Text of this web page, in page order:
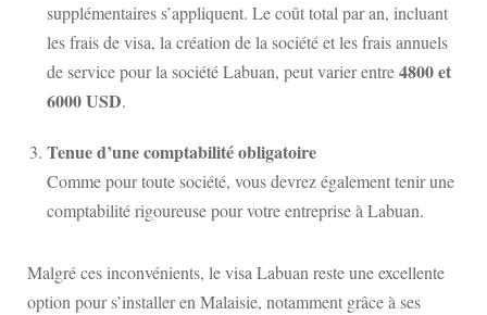
supplémentaires s’appliquent. Le coût total par an, incluant
les frais de visa, la création de la société et les frais annuels
de service pour la société Labuan, peut varier entre4800 et
6000 USD.
Tenue d’une comptabilité obligatoire
Comme pour toute société, vous devrez également tenir une
comptabilité rigoureuse pour votre entreprise à Labuan.
Malgré ces inconvénients, le visa Labuan reste une excellente
option pour s’installer en Malaisie, notamment grâce à ses